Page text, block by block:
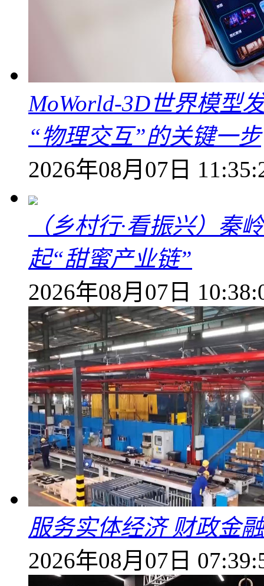
MoWorld-3D世界模型
“物理交互”的关键一步
2026年08月07日
（乡村行·看振兴）秦
起“甜蜜产业链”
2026年08月07日
服务实体经济 财政金
2026年08月07日